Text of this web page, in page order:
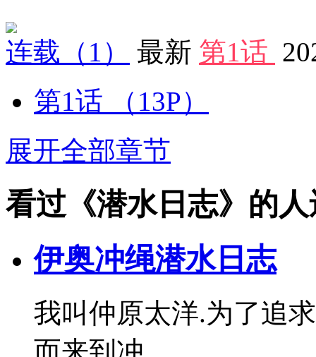
连载 （1） 最新 第1话
第1话
（13P）
展开全部章节
看过《潜水日志》的
伊奥冲绳潜水日志
我叫仲原太洋.为了追